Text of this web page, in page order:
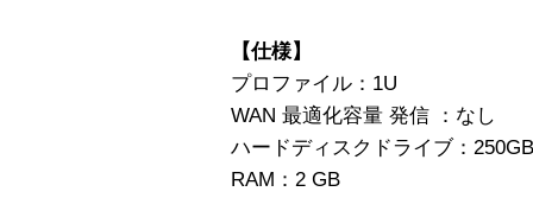
【仕様】
プロファイル：1U
WAN 最適化容量 発信 ：なし
ハードディスクドライブ：250GB
RAM：2 GB